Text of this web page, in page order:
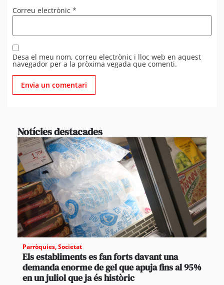
Correu electrònic *
Desa el meu nom, correu electrònic i lloc web en aquest
navegador per a la pròxima vegada que comenti.
Notícies destacades
Parròquies,Societat
Els establiments es fan forts davant una
demanda enorme de gel que apuja fins al 95%
en un juliol que ja és històric